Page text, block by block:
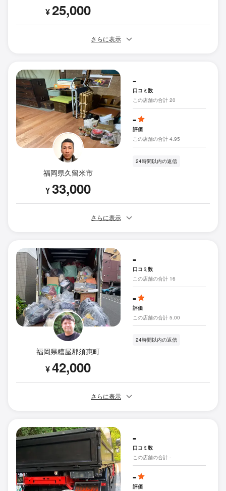
¥25,000
さらに表示
福岡県久留米市
¥33,000
-
口コミ数
この店舗の合計 20
-
評価
この店舗の合計 4.95
24時間以内の返信
さらに表示
福岡県糟屋郡須惠町
¥42,000
-
口コミ数
この店舗の合計 16
-
評価
この店舗の合計 5.00
24時間以内の返信
さらに表示
-
口コミ数
この店舗の合計 -
-
評価